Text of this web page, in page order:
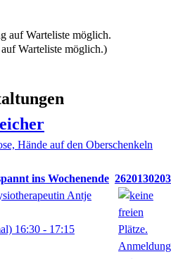
Warteliste möglich.)
ins Wochenende 2620130203
Antje
16:30 - 17:15